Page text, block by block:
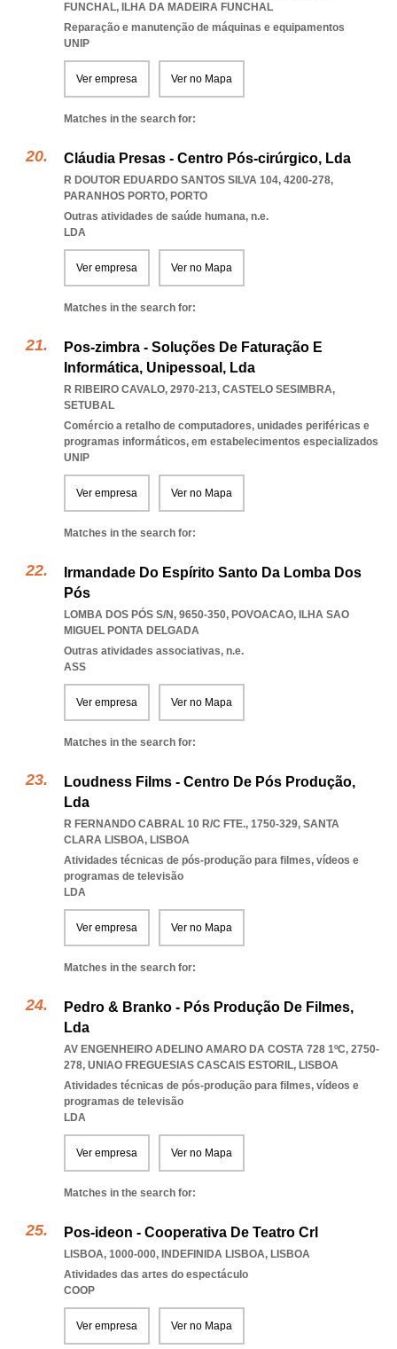
FUNCHAL, ILHA DA MADEIRA FUNCHAL
Reparação e manutenção de máquinas e equipamentos
UNIP
Ver empresa Ver no Mapa
Matches in the search for:
Cláudia Presas - Centro Pós-cirúrgico, Lda
R DOUTOR EDUARDO SANTOS SILVA 104, 4200-278,
PARANHOS PORTO, PORTO
Outras atividades de saúde humana, n.e.
LDA
Ver empresa Ver no Mapa
Matches in the search for:
Pos-zimbra - Soluções De Faturação E
Informática, Unipessoal, Lda
R RIBEIRO CAVALO, 2970-213, CASTELO SESIMBRA,
SETUBAL
Comércio a retalho de computadores, unidades periféricas e
programas informáticos, em estabelecimentos especializados
UNIP
Ver empresa Ver no Mapa
Matches in the search for:
Irmandade Do Espírito Santo Da Lomba Dos
Pós
LOMBA DOS PÓS S/N, 9650-350, POVOACAO, ILHA SAO
MIGUEL PONTA DELGADA
Outras atividades associativas, n.e.
ASS
Ver empresa Ver no Mapa
Matches in the search for:
Loudness Films - Centro De Pós Produção,
Lda
R FERNANDO CABRAL 10 R/C FTE., 1750-329, SANTA
CLARA LISBOA, LISBOA
Atividades técnicas de pós-produção para filmes, vídeos e
programas de televisão
LDA
Ver empresa Ver no Mapa
Matches in the search for:
Pedro & Branko - Pós Produção De Filmes,
Lda
AV ENGENHEIRO ADELINO AMARO DA COSTA 728 1ºC, 2750-
278, UNIAO FREGUESIAS CASCAIS ESTORIL, LISBOA
Atividades técnicas de pós-produção para filmes, vídeos e
programas de televisão
LDA
Ver empresa Ver no Mapa
Matches in the search for:
Pos-ideon - Cooperativa De Teatro Crl
LISBOA, 1000-000, INDEFINIDA LISBOA, LISBOA
Atividades das artes do espectáculo
COOP
Ver empresa Ver no Mapa